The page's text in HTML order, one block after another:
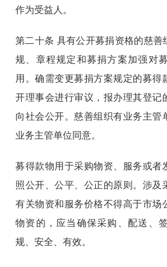
作为受益人。
第二十条 具有公开募捐资格的慈善
规、章程规定和募捐方案加强对
用。确需变更募捐方案规定的募得
开理事会进行审议，报办理其登记
向社会公开。慈善组织有业务主管
业务主管单位同意。
募得款物用于采购物资、服务或者
照公开、公平、公正的原则。涉及
有关物资和服务价格不得高于市场
物资的，应当确保采购、配送、
规、安全、有效。